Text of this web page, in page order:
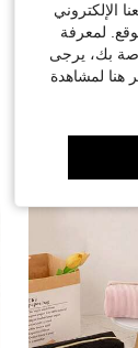
الإلكتروني
لمعرفة
بك، يرجى
هنا لمشاهدة